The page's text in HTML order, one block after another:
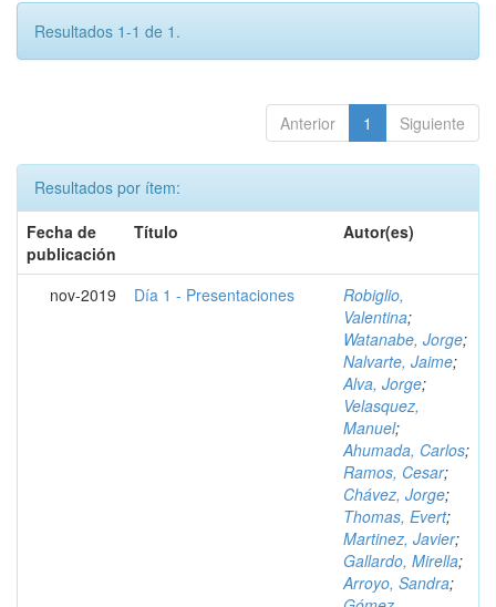
Resultados 1-1 de 1.
Anterior 1 Siguiente
Resultados por ítem:
Fecha de
publicación
Título Autor(es)
nov-2019 Día 1 - Presentaciones
Robiglio,
Valentina;
Watanabe, Jorge;
Nalvarte, Jaime;
Alva, Jorge;
Velasquez,
Manuel;
Ahumada, Carlos;
Ramos, Cesar;
Chávez, Jorge;
Thomas, Evert;
Martinez, Javier;
Gallardo, Mirella;
Arroyo, Sandra;